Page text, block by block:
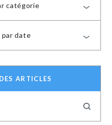
catégorie
par date
ARTICLES